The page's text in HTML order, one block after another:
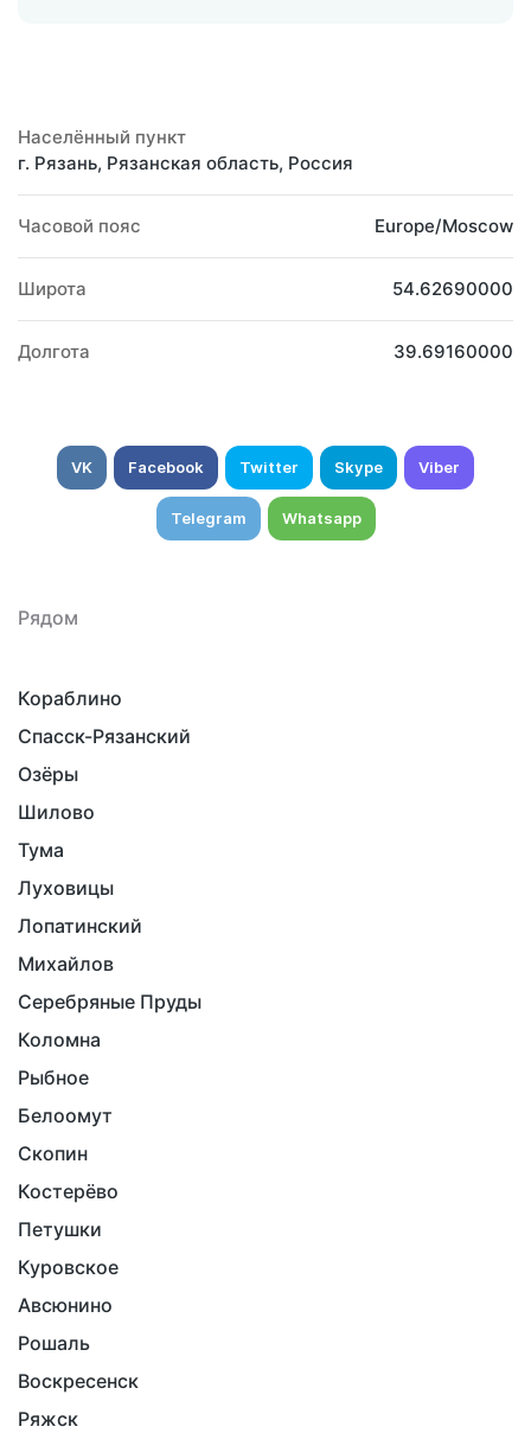
Населённый пункт
г. Рязань, Рязанская область, Россия
Часовой пояс Europe/Moscow
Широта 54.62690000
Долгота 39.69160000
VK Facebook Twitter Skype Viber
Telegram Whatsapp
Рядом
Кораблино
Спасск-Рязанский
Озёры
Шилово
Тума
Луховицы
Лопатинский
Михайлов
Серебряные Пруды
Коломна
Рыбное
Белоомут
Скопин
Костерёво
Петушки
Куровское
Авсюнино
Рошаль
Воскресенск
Ряжск